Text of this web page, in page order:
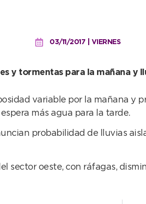
03/11/2017 | VIERNES
y tormentas para la mañana y
variable por la mañana y
más agua para la tarde.
probabilidad de lluvias
sector oeste, con ráfagas,